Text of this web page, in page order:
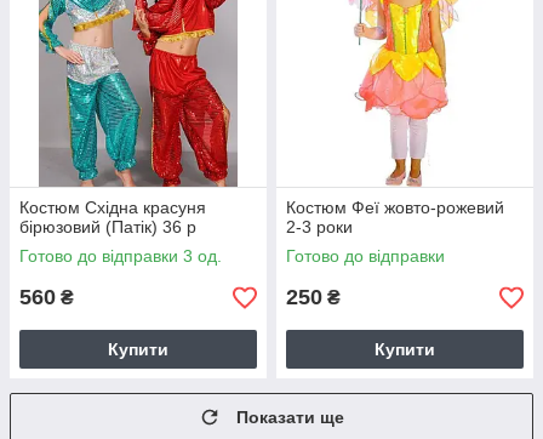
Костюм Східна красуня
бірюзовий (Патік) 36 р
Готово до відправки 3 од.
560 ₴
Купити
Костюм Феї жовто-рожевий
2-3 роки
Готово до відправки
250 ₴
Купити
Показати ще